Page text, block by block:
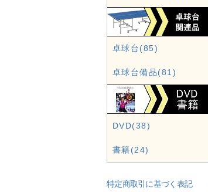
卓球台(85)
卓球台備品(81)
DVD(38)
書籍(24)
特定商取引に基づく表記